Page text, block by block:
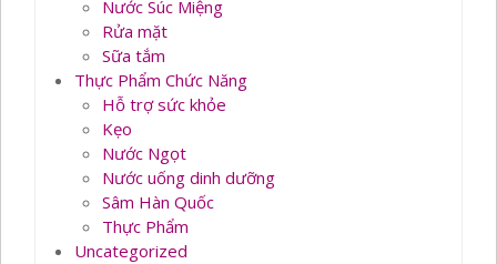
Nước Súc Miệng
Rửa mặt
Sữa tắm
Thực Phẩm Chức Năng
Hỗ trợ sức khỏe
Kẹo
Nước Ngọt
Nước uống dinh dưỡng
Sâm Hàn Quốc
Thực Phẩm
Uncategorized